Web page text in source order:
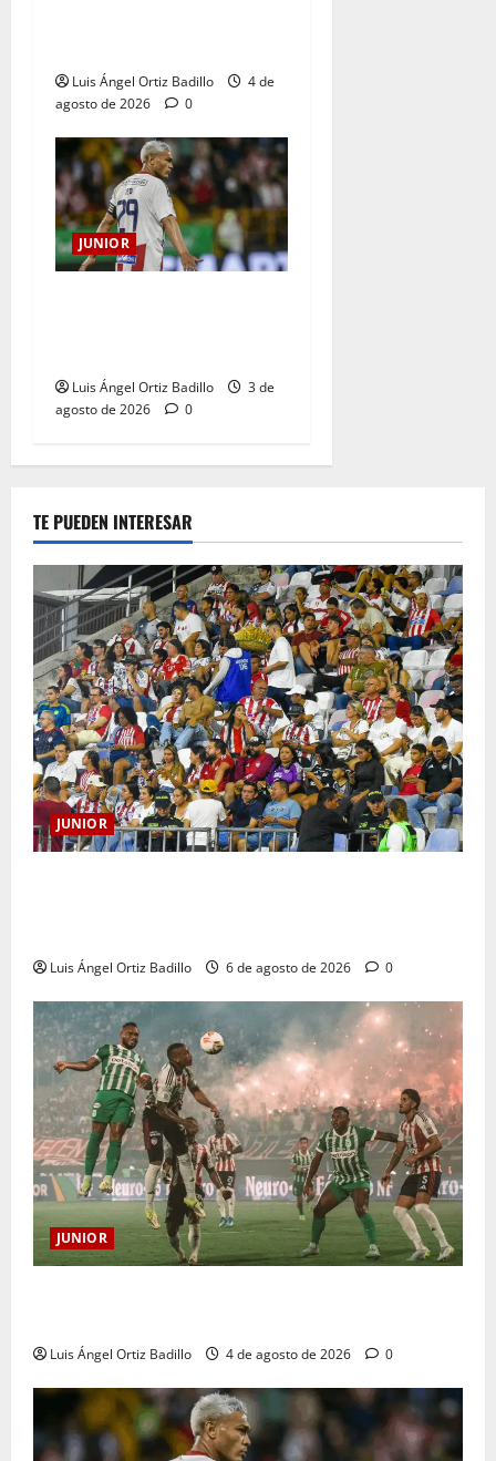
Luis Ángel Ortiz Badillo
4 de
agosto de 2026
0
JUNIOR
Luis Ángel Ortiz Badillo
3 de
agosto de 2026
0
TE PUEDEN INTERESAR
JUNIOR
Luis Ángel Ortiz Badillo 6 de agosto de 2026 0
JUNIOR
Luis Ángel Ortiz Badillo 4 de agosto de 2026 0